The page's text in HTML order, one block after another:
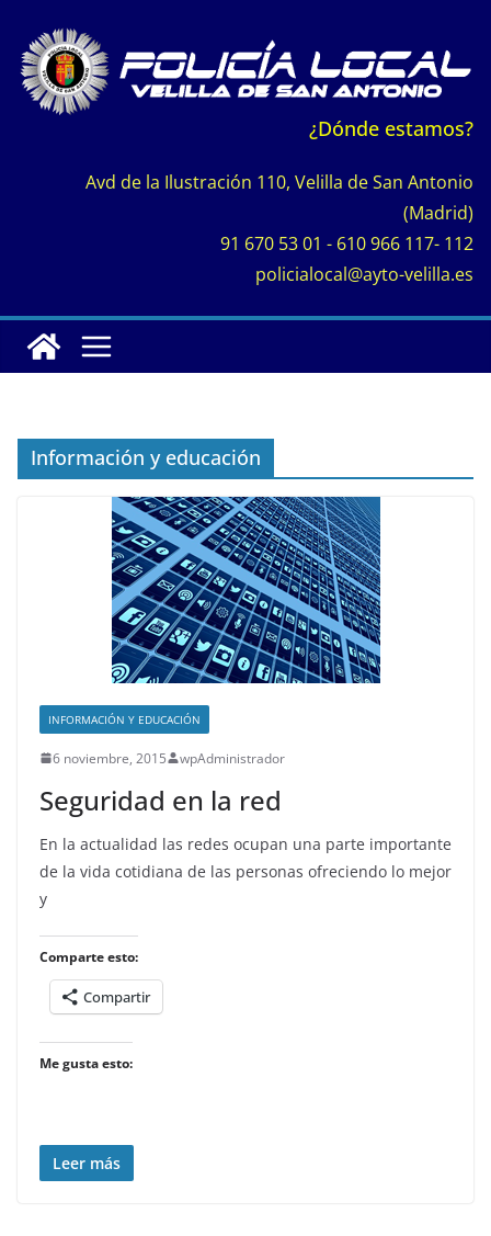
contenido
¿Dónde estamos?
Avd de la Ilustración 110, Velilla de San Antonio
(Madrid)
91 670 53 01 - 610 966 117- 112
policialocal@ayto-velilla.es
Información y educación
INFORMACIÓN Y EDUCACIÓN
6 noviembre, 2015 wpAdministrador
Seguridad en la red
En la actualidad las redes ocupan una parte importante
de la vida cotidiana de las personas ofreciendo lo mejor
y
Comparte esto:
Compartir
Me gusta esto:
Leer más